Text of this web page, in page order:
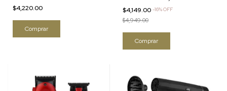
$4,220.00
$4,149.00 -16%OFF
$4,949.00